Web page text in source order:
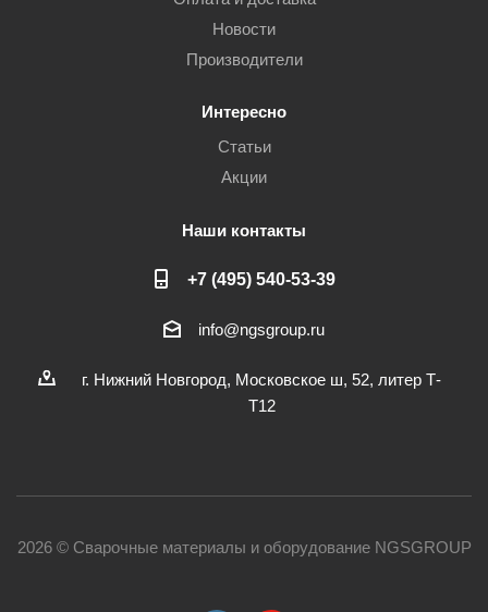
Новости
Производители
Интересно
Статьи
Акции
Наши контакты
+7 (495) 540-53-39
info@ngsgroup.ru
г. Нижний Новгород, Московское ш, 52, литер Т-
Т12
2026 © Сварочные материалы и оборудование NGSGROUP